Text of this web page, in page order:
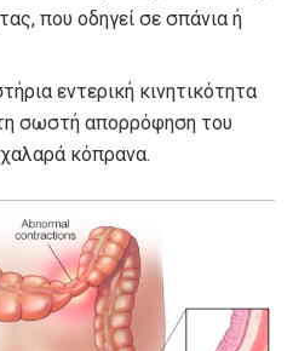
που οδηγεί σε σπάνια ή
εντερική κινητικότητα
σωστή απορρόφηση του
κόπρανα.